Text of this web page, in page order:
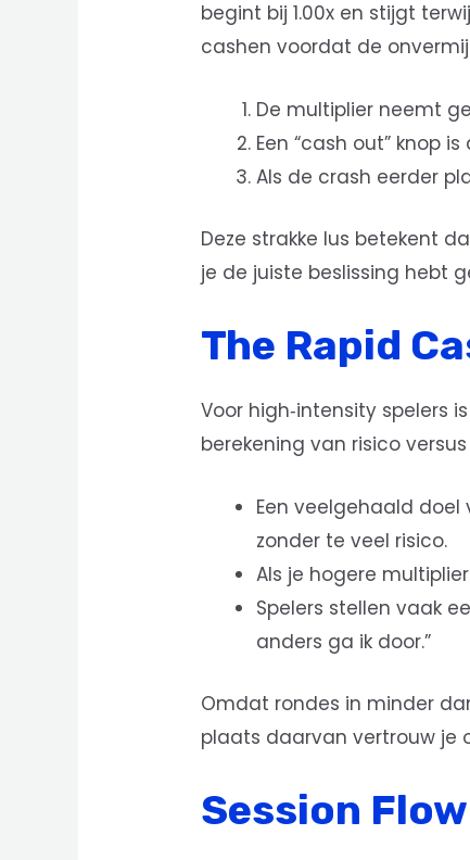
begint bij 1.00x en stijgt
cashen voordat de
De multiplier neemt
Een “cash out” knop
Als de crash eerder
Deze strakke lus betekent
je de juiste beslissing hebt
The Rapid
Voor high‑intensity spelers
berekening van risico
Een veelgehaald doel
zonder te veel risico.
Als je hogere
Spelers stellen vaak
anders ga ik door.”
Omdat rondes in minder
plaats daarvan vertrouw je
Session